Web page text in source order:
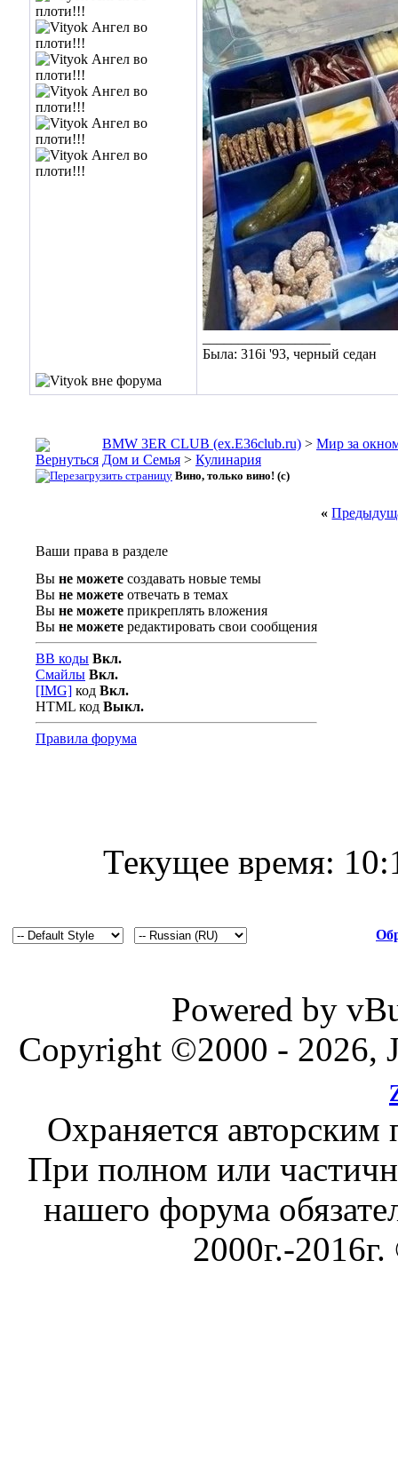
Была: 316i '93, черный седан
BMW 3ER CLUB (ex.E36club.ru) > Мир за
Дом и Семья > Кулинария
Вино, только вино! (с)
«
Ваши права в разделе
Вы не можете создавать новые темы
Вы не можете отвечать в темах
Вы не можете прикреплять вложения
Вы не можете редактировать свои сообщения
BB коды Вкл.
Смайлы Вкл.
[IMG] код Вкл.
HTML код Выкл.
Правила форума
Текущее время:
Powered by
Copyright ©2000 - 2026,
Охраняется
При полном или
нашего форума
2000г.-